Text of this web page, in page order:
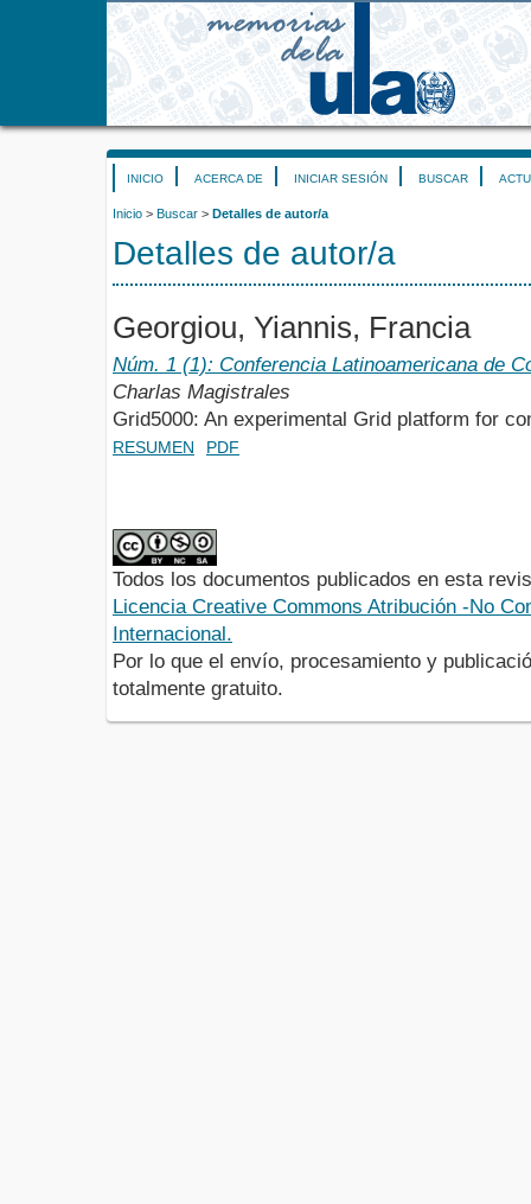
INICIO ACERCA DE INICIAR SESIÓN BUSCAR
Inicio > Buscar > Detalles de autor/a
Detalles de autor/a
Georgiou, Yiannis, Francia
Núm. 1 (1): Conferencia Latinoamericana de
Charlas Magistrales
Grid5000: An experimental Grid platform for
RESUMEN PDF
Todos los documentos publicados en esta
Licencia Creative Commons Atribución -No
Internacional.
Por lo que el envío, procesamiento y
totalmente gratuito.